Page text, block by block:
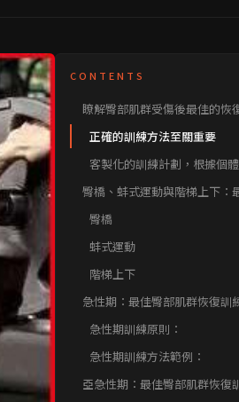
CONTENTS
瞭解臀部肌群受傷後最佳的恢
正確的訓練方法至關重要
客製化的訓練計劃，根據個
臀橋、蚌式運動與階梯上下：
臀橋
蚌式運動
階梯上下
急性期：最佳臀部肌群恢復訓
急性期訓練原則：
急性期訓練方法範例：
亞急性期：最佳臀部肌群恢復